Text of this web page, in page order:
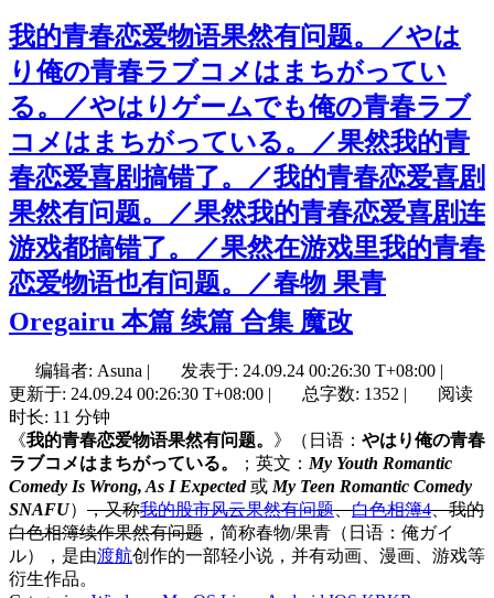
我的青春恋爱物语果然有问题。／やは
り俺の青春ラブコメはまちがってい
る。／やはりゲームでも俺の青春ラブ
コメはまちがっている。／果然我的青
春恋爱喜剧搞错了。／我的青春恋爱喜剧
果然有问题。／果然我的青春恋爱喜剧连
游戏都搞错了。／果然在游戏里我的青春
恋爱物语也有问题。／春物 果青
Oregairu 本篇 续篇 合集 魔改
编辑者: Asuna | 发表于: 24.09.24 00:26:30 T+08:00 |
更新于: 24.09.24 00:26:30 T+08:00 | 总字数: 1352 |
阅读
时长: 11 分钟
《我的青春恋爱物语果然有问题。 》（日语： やはり俺の青春
ラブコメはまちがっている。
；英文：My Youth Romantic
Comedy Is Wrong, As I Expected或My Teen Romantic Comedy
SNAFU） ，又称我的股市风云果然有问题、白色相簿4、我的
白色相簿续作果然有问题 ，简称春物/果青（日语：俺ガイ
ル），是由渡航创作的一部轻小说，并有动画、漫画、游戏等
衍生作品。